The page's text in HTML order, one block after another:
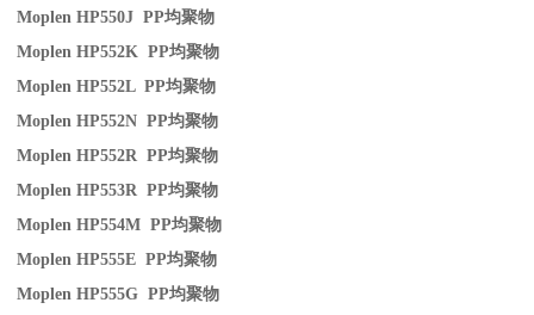
Moplen HP550J PP均聚物
Moplen HP552K PP均聚物
Moplen HP552L PP均聚物
Moplen HP552N PP均聚物
Moplen HP552R PP均聚物
Moplen HP553R PP均聚物
Moplen HP554M PP均聚物
Moplen HP555E PP均聚物
Moplen HP555G PP均聚物